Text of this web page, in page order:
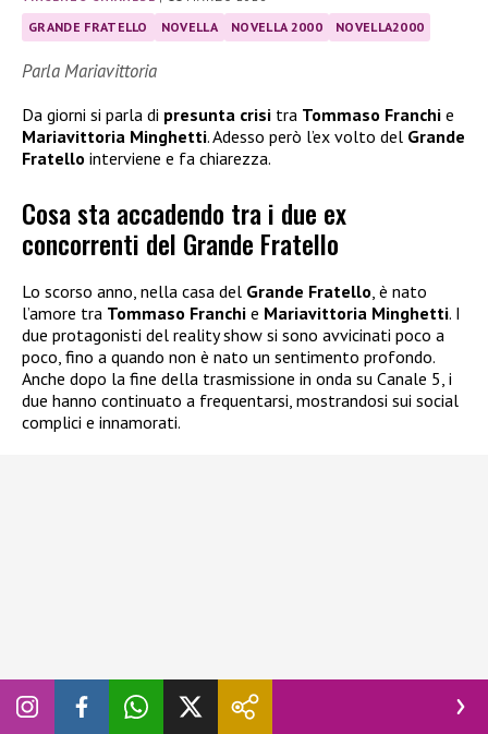
GRANDE FRATELLO NOVELLA NOVELLA 2000 NOVELLA2000
Parla Mariavittoria
Da giorni si parla di presunta crisi tra Tommaso Franchi e
Mariavittoria Minghetti. Adesso però l’ex volto del Grande
Fratello interviene e fa chiarezza.
Cosa sta accadendo tra i due ex
concorrenti del Grande Fratello
Lo scorso anno, nella casa del Grande Fratello, è nato
l’amore tra Tommaso Franchi e Mariavittoria Minghetti. I
due protagonisti del reality show si sono avvicinati poco a
poco, fino a quando non è nato un sentimento profondo.
Anche dopo la fine della trasmissione in onda su Canale 5, i
due hanno continuato a frequentarsi, mostrandosi sui social
complici e innamorati.